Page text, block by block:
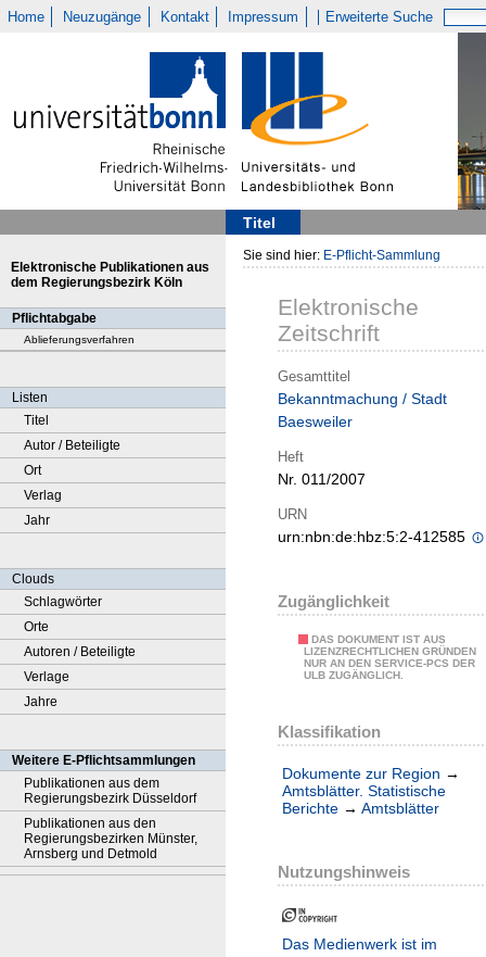
Home Neuzugänge Kontakt Impressum Erweiterte Suche
Titel
Elektronische Publikationen aus
dem Regierungsbezirk Köln
Pflichtabgabe
Ablieferungsverfahren
Listen
Titel
Autor / Beteiligte
Ort
Verlag
Jahr
Clouds
Schlagwörter
Orte
Autoren / Beteiligte
Verlage
Jahre
Weitere E-Pflichtsammlungen
Publikationen aus dem
Regierungsbezirk Düsseldorf
Publikationen aus den
Regierungsbezirken Münster,
Arnsberg und Detmold
Sie sind hier: E-Pflicht-Sammlung
Elektronische
Zeitschrift
Gesamttitel
Bekanntmachung / Stadt
Baesweiler
Heft
Nr. 011/2007
URN
urn:nbn:de:hbz:5:2-412585
Zugänglichkeit
DAS DOKUMENT IST AUS
LIZENZRECHTLICHEN GRÜNDEN
NUR AN DEN SERVICE-PCS DER
ULB ZUGÄNGLICH.
Klassifikation
Dokumente zur Region →
Amtsblätter. Statistische
Berichte → Amtsblätter
Nutzungshinweis
Das Medienwerk ist im